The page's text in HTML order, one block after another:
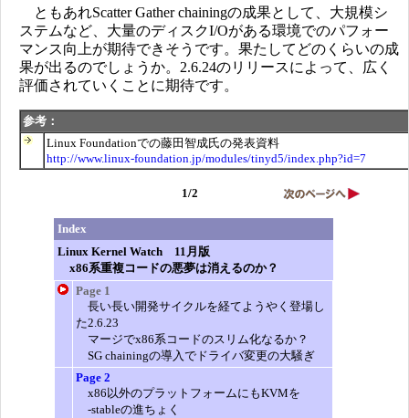
ともあれScatter Gather chainingの成果として、大規模シ
ステムなど、大量のディスクI/Oがある環境でのパフォー
マンス向上が期待できそうです。果たしてどのくらいの成
果が出るのでしょうか。2.6.24のリリースによって、広く
評価されていくことに期待です。
参考：
Linux Foundationでの藤田智成氏の発表資料
http://www.linux-foundation.jp/modules/tinyd5/index.php?id=7
1/2
Index
Linux Kernel Watch 11月版
x86系重複コードの悪夢は消えるのか？
Page 1
長い長い開発サイクルを経てようやく登場し
た2.6.23
マージでx86系コードのスリム化なるか？
SG chainingの導入でドライバ変更の大騒ぎ
Page 2
x86以外のプラットフォームにもKVMを
-stableの進ちょく